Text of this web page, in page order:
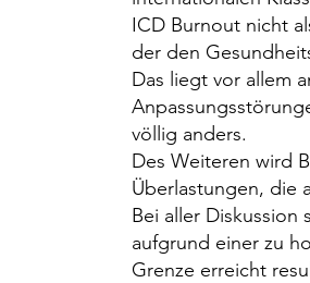
ICD Burnout nicht
der den
Das liegt vor allem
völlig anders.
Des Weiteren wird
Überlastungen, die
Bei aller
aufgrund einer zu
Grenze erreicht